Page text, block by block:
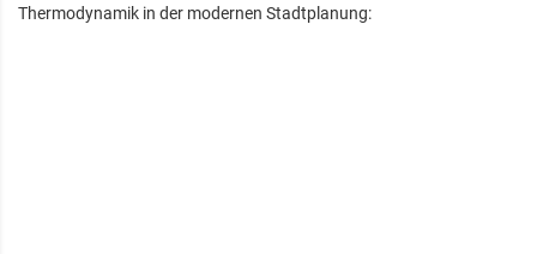
Thermodynamik in der modernen Stadtplanung: